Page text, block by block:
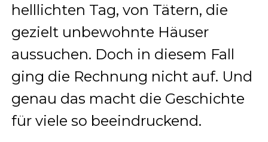
helllichten Tag, von Tätern, die
gezielt unbewohnte Häuser
aussuchen. Doch in diesem Fall
ging die Rechnung nicht auf. Und
genau das macht die Geschichte
für viele so beeindruckend.